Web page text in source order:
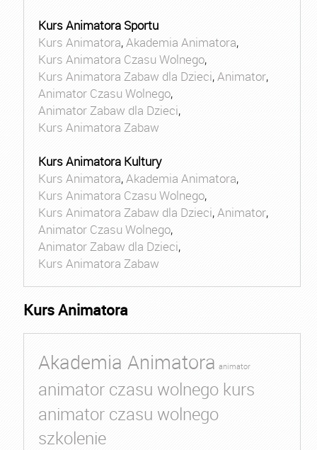
Kurs Animatora Sportu
Kurs Animatora,Akademia Animatora,
Kurs Animatora Czasu Wolnego,
Kurs Animatora Zabaw dla Dzieci,Animator,
Animator Czasu Wolnego,
Animator Zabaw dla Dzieci,
Kurs Animatora Zabaw
Kurs Animatora Kultury
Kurs Animatora,Akademia Animatora,
Kurs Animatora Czasu Wolnego,
Kurs Animatora Zabaw dla Dzieci,Animator,
Animator Czasu Wolnego,
Animator Zabaw dla Dzieci,
Kurs Animatora Zabaw
Kurs Animatora
Akademia Animatora animator
animator czasu wolnego kurs
animator czasu wolnego
szkolenie